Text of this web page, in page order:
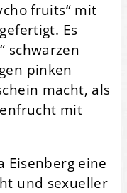
fruits“ mit
Es
schwarzen
pinken
macht, als
mit
Eisenberg eine
und sexueller